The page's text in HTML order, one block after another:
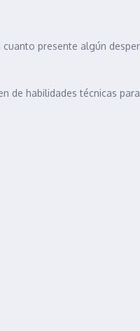
presente algún
de habilidades técnicas